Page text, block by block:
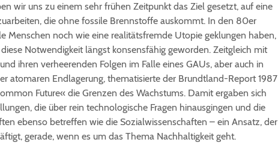
wir uns zu einem sehr frühen Zeitpunkt das Ziel gesetzt, auf eine
die ohne fossile Brennstoffe auskommt. In den 80er
Menschen noch wie eine realitätsfremde Utopie geklungen haben,
Notwendigkeit längst konsensfähig geworden. Zeitgleich mit
ihren verheerenden Folgen im Falle eines GAUs, aber auch in
atomaren Endlagerung, thematisierte der Brundtland-Report 1987
Future« die Grenzen des Wachstums. Damit ergaben sich
die über rein technologische Fragen hinausgingen und die
ebenso betreffen wie die Sozialwissenschaften – ein Ansatz, der
gerade, wenn es um das Thema Nachhaltigkeit geht.